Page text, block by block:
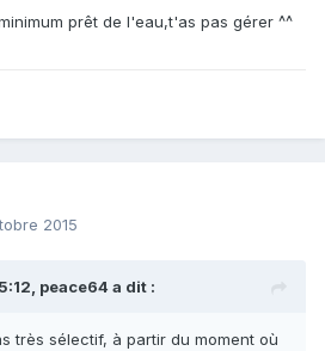
prêt de l'eau,t'as pas gérer ^^
2015
peace64 a dit :
très sélectif, à partir du moment où